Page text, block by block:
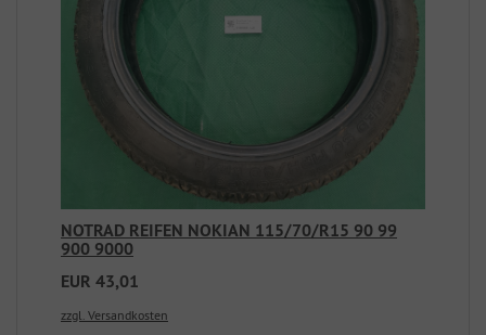
NOTRAD REIFEN NOKIAN 115/70/R15 90 99
900 9000
EUR 43,01
zzgl. Versandkosten